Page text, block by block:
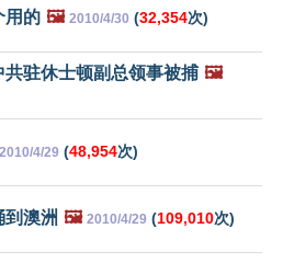
用的 🖼️ 2010/4/30 (32,354次)
驻休士顿副总领事被捕 🖼️
2010/4/29 (48,954次)
到澳洲 🖼️ 2010/4/29 (109,010次)